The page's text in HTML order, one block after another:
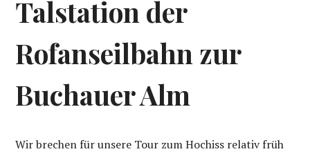
Talstation der
Rofanseilbahn zur
Buchauer Alm
Wir brechen für unsere Tour zum Hochiss relativ früh